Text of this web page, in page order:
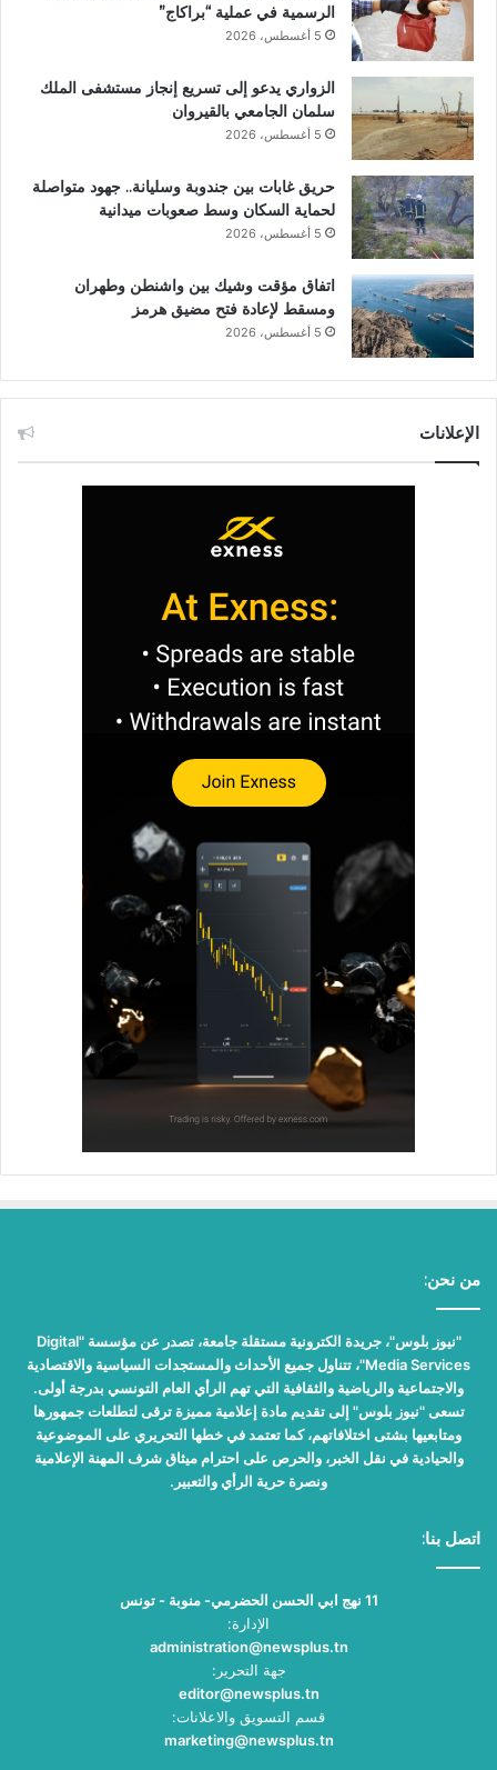
الرسمية في عملية “براكاج”
5 أغسطس، 2026
الزواري يدعو إلى تسريع إنجاز مستشفى الملك
سلمان الجامعي بالقيروان
5 أغسطس، 2026
حريق غابات بين جندوبة وسليانة.. جهود متواصلة
لحماية السكان وسط صعوبات ميدانية
5 أغسطس، 2026
اتفاق مؤقت وشيك بين واشنطن وطهران
ومسقط لإعادة فتح مضيق هرمز
5 أغسطس، 2026
الإعلانات
من نحن:
"نيوز بلوس"، جريدة الكترونية مستقلة جامعة، تصدر عن مؤسسة "Digital
Media Services"، تتناول جميع الأحداث والمستجدات السياسية والاقتصادية
والاجتماعية والرياضية والثقافية التي تهم الرأي العام التونسي بدرجة أولى.
تسعى "نيوز بلوس" إلى تقديم مادة إعلامية مميزة ترقى لتطلعات جمهورها
ومتابعيها بشتى اختلافاتهم، كما تعتمد في خطها التحريري على الموضوعية
والحيادية في نقل الخبر، والحرص على احترام ميثاق شرف المهنة الإعلامية
ونصرة حرية الرأي والتعبير.
اتصل بنا:
11 نهج ابي الحسن الحضرمي- منوبة - تونس
الإدارة:
administration@newsplus.tn
جهة التحرير:
editor@newsplus.tn
قسم التسويق والاعلانات:
marketing@newsplus.tn